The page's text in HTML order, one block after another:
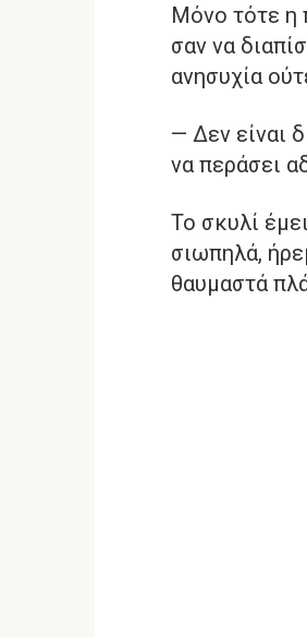
Μόνο τότε η
σαν να
ανησυχία
— Δεν είναι
να περάσει
Το σκυλί
σιωπηλά,
θαυμαστά